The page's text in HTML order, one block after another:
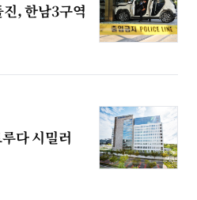
, 한남3구역
다 시밀러